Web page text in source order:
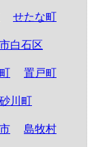
せたな町
白石区
置戸町
砂川町
島牧村